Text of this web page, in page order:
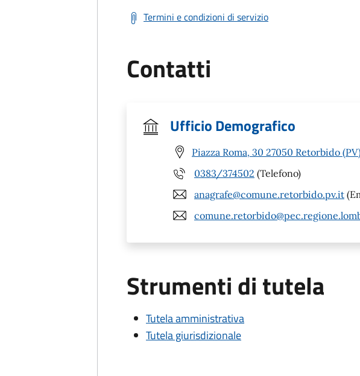
Termini e condizioni di servizio
Contatti
Ufficio Demografico
Piazza Roma, 30 27050 Retorbido
0383/374502 (Telefono)
anagrafe@comune.retorbido.pv.it
Strumenti di tutela
Tutela amministrativa
Tutela giurisdizionale